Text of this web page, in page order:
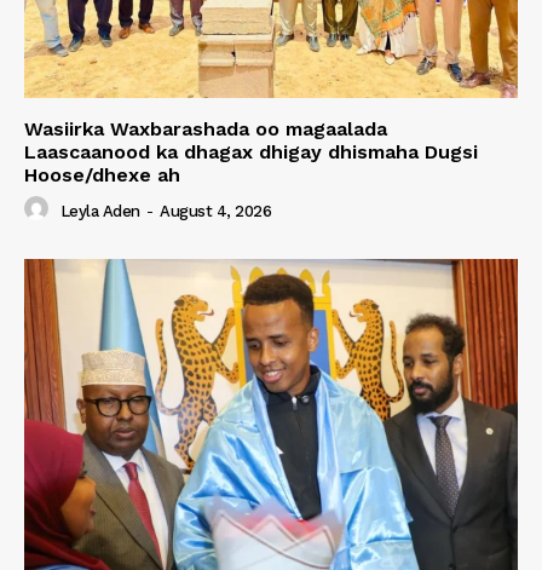
Wasiirka Waxbarashada oo magaalada
Laascaanood ka dhagax dhigay dhismaha Dugsi
Hoose/dhexe ah
Leyla Aden - August 4, 2026